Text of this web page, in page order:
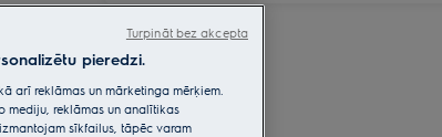
pieredzi.
arī reklāmas un mārketinga mērķiem.
mediju, reklāmas un analītikas
sīkfailus, tāpēc varam
Turpināt bez akcepta